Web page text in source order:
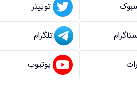
توییتر
تلگرام
یوتیوب